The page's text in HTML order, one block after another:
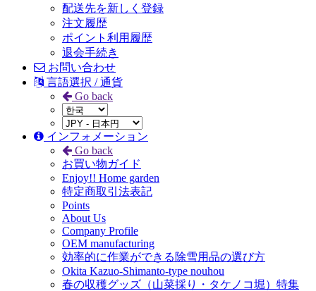
配送先を新しく登録
注文履歴
ポイント利用履歴
退会手続き
お問い合わせ
言語選択 / 通貨
Go back
インフォメーション
Go back
お買い物ガイド
Enjoy!! Home garden
特定商取引法表記
Points
About Us
Company Profile
OEM manufacturing
効率的に作業ができる除雪用品の選び方
Okita Kazuo-Shimanto-type nouhou
春の収穫グッズ（山菜採り・タケノコ堀）特集